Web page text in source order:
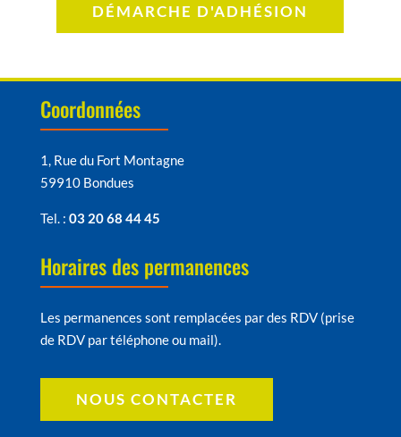
DÉMARCHE D'ADHÉSION
Coordonnées
1, Rue du Fort Montagne
59910 Bondues
Tel. : 03 20 68 44 45
Horaires des permanences
Les permanences sont remplacées par des RDV (prise
de RDV par téléphone ou mail).
NOUS CONTACTER